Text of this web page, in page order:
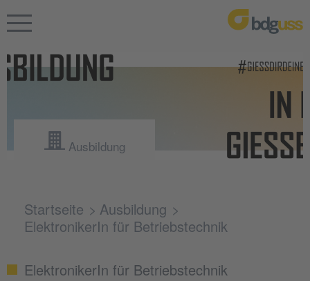
Ausbildung
Startseite
Ausbildung
ElektronikerIn für Betriebstechnik
ElektronikerIn für Betriebstechnik